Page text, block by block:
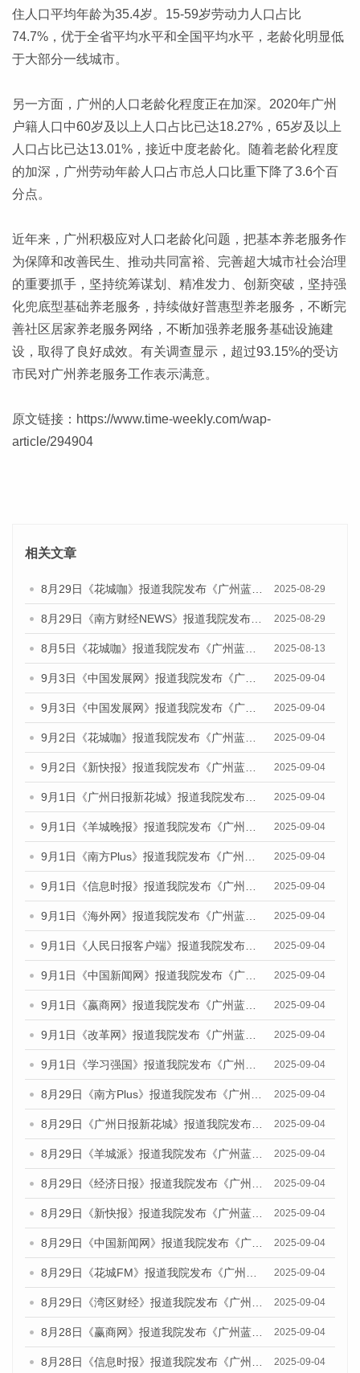
住人口平均年龄为35.4岁。15-59岁劳动力人口占比
74.7%，优于全省平均水平和全国平均水平，老龄化明显低
于大部分一线城市。
另一方面，广州的人口老龄化程度正在加深。2020年广州
户籍人口中60岁及以上人口占比已达18.27%，65岁及以上
人口占比已达13.01%，接近中度老龄化。随着老龄化程度
的加深，广州劳动年龄人口占市总人口比重下降了3.6个百
分点。
近年来，广州积极应对人口老龄化问题，把基本养老服务作
为保障和改善民生、推动共同富裕、完善超大城市社会治理
的重要抓手，坚持统筹谋划、精准发力、创新突破，坚持强
化兜底型基础养老服务，持续做好普惠型养老服务，不断完
善社区居家养老服务网络，不断加强养老服务基础设施建
设，取得了良好成效。有关调查显示，超过93.15%的受访
市民对广州养老服务工作表示满意。
原文链接： https://www.time-weekly.com/wap-
article/294904
相关文章
8月29日《花城咖》报道我院发布《广州蓝皮书：广州国际商贸中心发展报告（2025）》的视频采访 2025-08-29
8月29日《南方财经NEWS》报道我院发布《广州蓝皮书：广州国际商贸中心发展报告（2025）》的视频采访 2025-08-29
8月5日《花城咖》报道我院发布《广州蓝皮书：广州城乡融合发展报告（2025）》的视频采访 2025-08-13
9月3日《中国发展网》报道我院发布《广州蓝皮书：广州国际商贸中心发展报告（2025）》的媒体文章 2025-09-04
9月3日《中国发展网》报道我院发布《广州蓝皮书：广州文化产业发展报告（2025）》的媒体文章 2025-09-04
9月2日《花城咖》报道我院发布《广州蓝皮书：广州文化产业发展报告（2025）》的媒体文章 2025-09-04
9月2日《新快报》报道我院发布《广州蓝皮书：广州文化产业发展报告（2025）》的媒体文章 2025-09-04
9月1日《广州日报新花城》报道我院发布《广州蓝皮书：广州文化产业发展报告（2025）》的媒体文章 2025-09-04
9月1日《羊城晚报》报道我院发布《广州蓝皮书：广州文化产业发展报告（2025）》的媒体文章 2025-09-04
9月1日《南方Plus》报道我院发布《广州蓝皮书：广州文化产业发展报告（2025）》的媒体文章 2025-09-04
9月1日《信息时报》报道我院发布《广州蓝皮书：广州文化产业发展报告（2025）》的媒体文章 2025-09-04
9月1日《海外网》报道我院发布《广州蓝皮书：广州文化产业发展报告（2025）》的媒体文章 2025-09-04
9月1日《人民日报客户端》报道我院发布《广州蓝皮书：广州文化产业发展报告（2025）》的媒体文章 2025-09-04
9月1日《中国新闻网》报道我院发布《广州蓝皮书：广州文化产业发展报告（2025）》的媒体文章 2025-09-04
9月1日《嬴商网》报道我院发布《广州蓝皮书：广州文化产业发展报告（2025）》的媒体文章 2025-09-04
9月1日《改革网》报道我院发布《广州蓝皮书：广州文化产业发展报告（2025）》的媒体文章 2025-09-04
9月1日《学习强国》报道我院发布《广州蓝皮书：广州国际商贸中心发展报告（2025）》的媒体文章 2025-09-04
8月29日《南方Plus》报道我院发布《广州蓝皮书：广州国际商贸中心发展报告（2025）》的媒体文章 2025-09-04
8月29日《广州日报新花城》报道我院发布《广州蓝皮书：广州国际商贸中心发展报告（2025）》的媒体文章 2025-09-04
8月29日《羊城派》报道我院发布《广州蓝皮书：广州国际商贸中心发展报告（2025）》的媒体文章 2025-09-04
8月29日《经济日报》报道我院发布《广州蓝皮书：广州国际商贸中心发展报告（2025）》的媒体文章 2025-09-04
8月29日《新快报》报道我院发布《广州蓝皮书：广州国际商贸中心发展报告（2025）》的媒体文章 2025-09-04
8月29日《中国新闻网》报道我院发布《广州蓝皮书：广州国际商贸中心发展报告（2025）》的媒体文章 2025-09-04
8月29日《花城FM》报道我院发布《广州蓝皮书：广州国际商贸中心发展报告（2025）》的媒体文章 2025-09-04
8月29日《湾区财经》报道我院发布《广州蓝皮书：广州国际商贸中心发展报告（2025）》的媒体文章 2025-09-04
8月28日《赢商网》报道我院发布《广州蓝皮书：广州国际商贸中心发展报告（2025）》的媒体文章 2025-09-04
8月28日《信息时报》报道我院发布《广州蓝皮书：广州国际商贸中心发展报告（2025）》的媒体文章 2025-09-04